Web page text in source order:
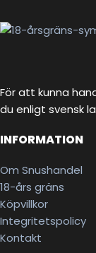
För att kunna
du enligt svensk
INFORMATION
Om Snushandel
18-års gräns
Köpvillkor
Integritetspolicy
Kontakt